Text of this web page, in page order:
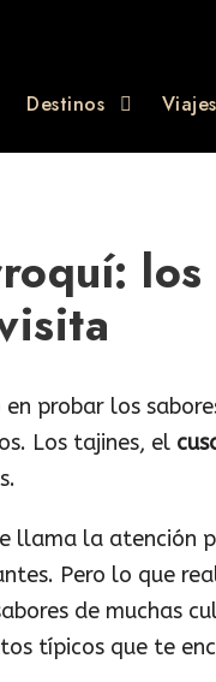
Destinos
probar los
Los tajines, el
llama la atención
Pero lo que
de muchas
típicos que te